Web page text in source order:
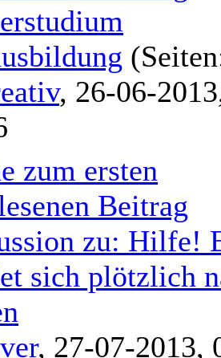
, 26-06-
zu: Hilfe!
sich plötzlich
, 27-07-2013,